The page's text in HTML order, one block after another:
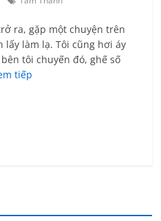
ra, gặp một chuyện trên
lấy làm lạ. Tôi cũng hơi áy
tôi chuyến đó, ghế số
tiếp